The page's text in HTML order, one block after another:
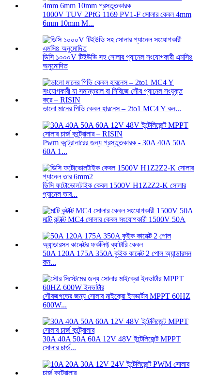
1000V TUV 2PfG 1169 PV1-F সোলার কেবল 4mm
6mm 10mm M...
ডিসি ১০০০V টিইউভি সহ সোলার প্যানেল সংযোগকারী এমসি৪
অনুমোদিত
ভালো মানের পিভি কেবল হারনেস – 2to1 MC4 Y কন...
Pwm কন্ট্রোলারের জন্য প্রস্তুতকারক - 30A 40A 50A
60A 1...
ডিসি ফটোভোলটাইক কেবল 1500V H1Z2Z2-K সোলার
প্যানেল তার...
মাল্টি কন্টাক্ট MC4 সোলার কেবল সংযোগকারী 1500V 50A
50A 120A 175A 350A কুইক কানেক্ট 2 পোল অ্যান্ডারসন
কন...
সৌরজগতের জন্য সোলার মাইক্রো ইনভার্টার MPPT 60HZ
600W...
30A 40A 50A 60A 12V 48V ইন্টেলিজেন্ট MPPT
সোলার চার্জ...